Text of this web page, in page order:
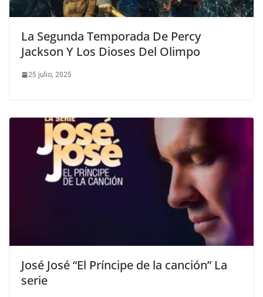
La Segunda Temporada De Percy
Jackson Y Los Dioses Del Olimpo
25 julio, 2025
José José “El Príncipe de la canción” La
serie